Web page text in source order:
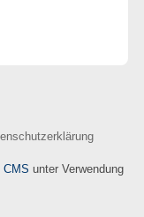
CMS unter Verwendung